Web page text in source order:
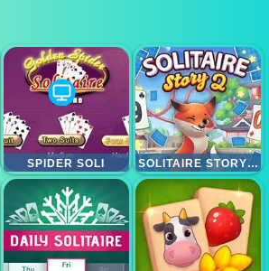
SPIDER SOLI SOLITAIRE STORY TRIPEAKS 2